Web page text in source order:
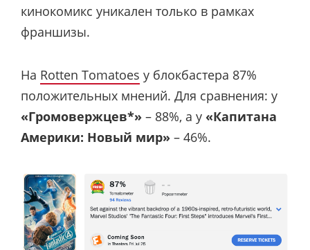
кинокомикс уникален только в рамках
франшизы.
На Rotten Tomatoes у блокбастера 87%
положительных мнений. Для сравнения: у
«Громовержцев*» – 88%, а у «Капитана
Америки: Новый мир» – 46%.